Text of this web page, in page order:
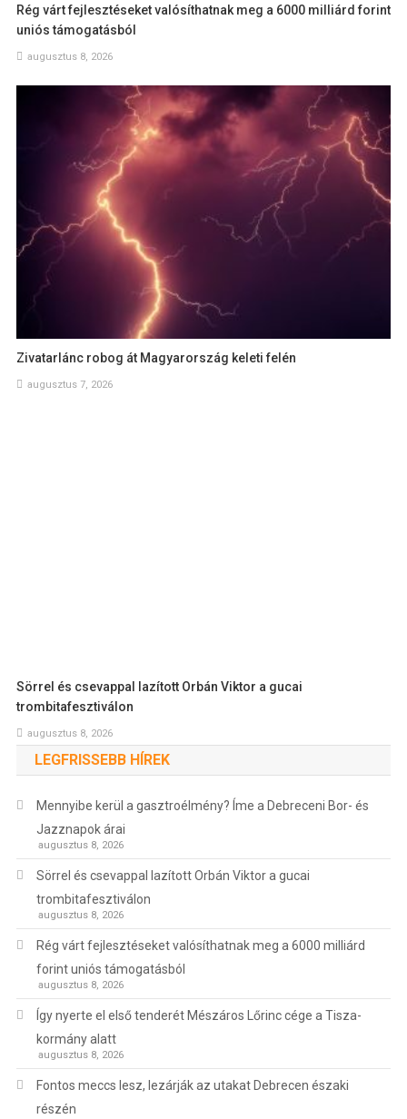
Rég várt fejlesztéseket valósíthatnak meg a 6000 milliárd forint
uniós támogatásból
augusztus 8, 2026
Zivatarlánc robog át Magyarország keleti felén
augusztus 7, 2026
Sörrel és csevappal lazított Orbán Viktor a gucai
trombitafesztiválon
augusztus 8, 2026
LEGFRISSEBB HÍREK
Mennyibe kerül a gasztroélmény? Íme a Debreceni Bor- és
Jazznapok árai
augusztus 8, 2026
Sörrel és csevappal lazított Orbán Viktor a gucai
trombitafesztiválon
augusztus 8, 2026
Rég várt fejlesztéseket valósíthatnak meg a 6000 milliárd
forint uniós támogatásból
augusztus 8, 2026
Így nyerte el első tenderét Mészáros Lőrinc cége a Tisza-
kormány alatt
augusztus 8, 2026
Fontos meccs lesz, lezárják az utakat Debrecen északi
részén